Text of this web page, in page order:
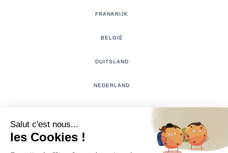
FRANKRIJK
BELGIË
DUITSLAND
NEDERLAND
#THEWEDDINGRINGEVENT